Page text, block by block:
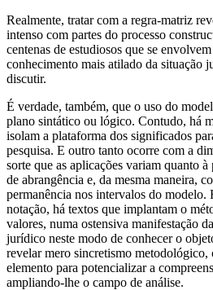
Realmente, tratar com a regra-matriz
intenso com partes do processo
centenas de estudiosos que se
conhecimento mais atilado da situação
discutir.
É verdade, também, que o uso do
plano sintático ou lógico. Contudo, há
isolam a plataforma dos significados
pesquisa. E outro tanto ocorre com a
sorte que as aplicações variam quanto
de abrangência e, da mesma maneira,
permanência nos intervalos do modelo.
notação, há textos que implantam o
valores, numa ostensiva manifestação
jurídico neste modo de conhecer o
revelar mero sincretismo metodológico,
elemento para potencializar a
ampliando-lhe o campo de análise.